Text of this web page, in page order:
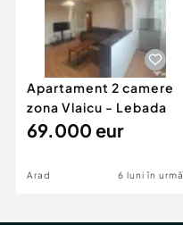
Apartament 2 camere
zona Vlaicu - Lebada
69.000 eur
Arad 6 luni în urmă